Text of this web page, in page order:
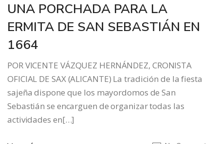
UNA PORCHADA PARA LA
ERMITA DE SAN SEBASTIÁN EN
1664
POR VICENTE VÁZQUEZ HERNÁNDEZ, CRONISTA
OFICIAL DE SAX (ALICANTE) La tradición de la fiesta
sajeña dispone que los mayordomos de San
Sebastián se encarguen de organizar todas las
actividades en[…]